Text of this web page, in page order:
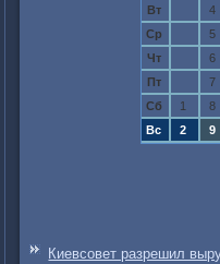
Вт
4
Ср
5
Чт
6
Пт
7
Сб
1 8
Вс
2 9
Киевсовет разрешил